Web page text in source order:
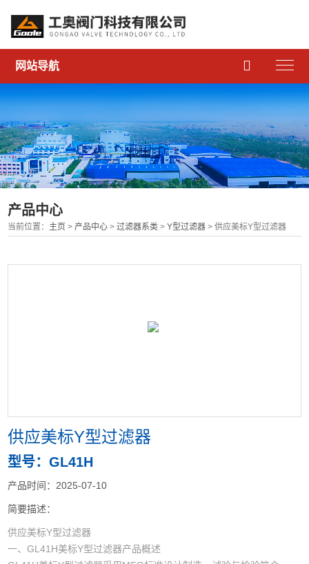
网站导航 
产品中心
当前位置： 主页 > 产品中心 >过滤器系类 >Y型过滤器 > 供应美标Y型过滤器
供应美标Y型过滤器
型号：GL41H
产品时间：2025-07-10
简要描述：
供应美标Y型过滤器
一、GL41H美标Y型过滤器产品概述